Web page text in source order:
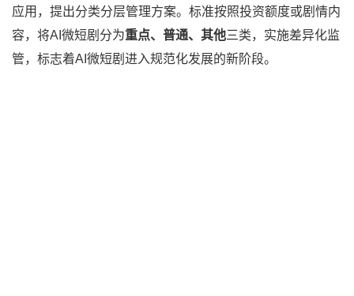
应用，提出分类分层管理方案。标准按照投资额度或剧情内
容，将AI微短剧分为重点、普通、其他三类，实施差异化监
管，标志着AI微短剧进入规范化发展的新阶段。